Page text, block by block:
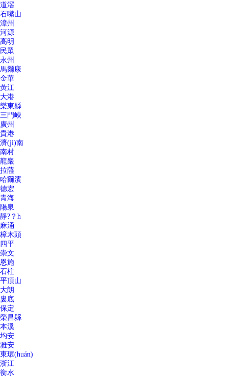
道滘
石嘴山
漳州
河源
高明
民眾
永州
馬爾康
金華
黃江
大港
樂東縣
三門峽
廣州
貴港
濟(jì)南
南村
龍巖
拉薩
哈爾濱
德宏
青海
陽泉
靜?？h
麻涌
樟木頭
四平
崇文
恩施
石柱
平頂山
大朗
婁底
保定
榮昌縣
本溪
均安
雅安
東環(huán)
浙江
衡水